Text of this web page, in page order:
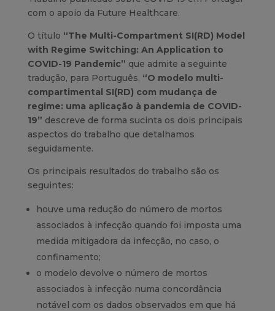
com o apoio da Future Healthcare.
O título “The Multi-Compartment SI(RD) Model
with Regime Switching: An Application to
COVID-19 Pandemic” que admite a seguinte
tradução, para Português, “O modelo multi-
compartimental SI(RD) com mudança de
regime: uma aplicação à pandemia de COVID-
19” descreve de forma sucinta os dois principais
aspectos do trabalho que detalhamos
seguidamente.
Os principais resultados do trabalho são os
seguintes:
houve uma redução do número de mortos
associados à infecção quando foi imposta uma
medida mitigadora da infecção, no caso, o
confinamento;
o modelo devolve o número de mortos
associados à infecção numa concordância
notável com os dados observados em que há